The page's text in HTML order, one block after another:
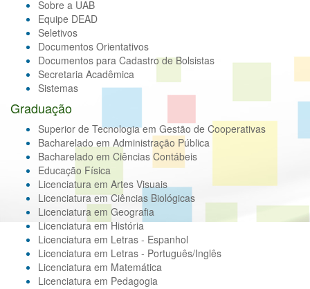
Sobre a UAB
Equipe DEAD
Seletivos
Documentos Orientativos
Documentos para Cadastro de Bolsistas
Secretaria Acadêmica
Sistemas
Graduação
Superior de Tecnologia em Gestão de Cooperativas
Bacharelado em Administração Pública
Bacharelado em Ciências Contábeis
Educação Física
Licenciatura em Artes Visuais
Licenciatura em Ciências Biológicas
Licenciatura em Geografia
Licenciatura em História
Licenciatura em Letras - Espanhol
Licenciatura em Letras - Português/Inglês
Licenciatura em Matemática
Licenciatura em Pedagogia